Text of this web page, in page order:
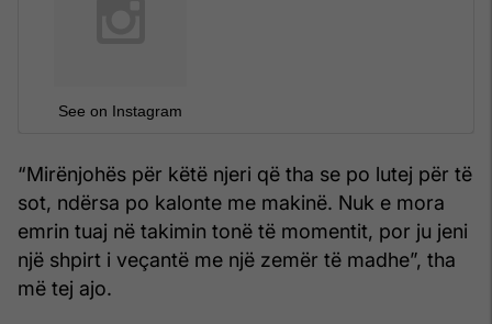
See on Instagram
“Mirënjohës për këtë njeri që tha se po lutej për të
sot, ndërsa po kalonte me makinë. Nuk e mora
emrin tuaj në takimin tonë të momentit, por ju jeni
një shpirt i veçantë me një zemër të madhe”, tha
më tej ajo.